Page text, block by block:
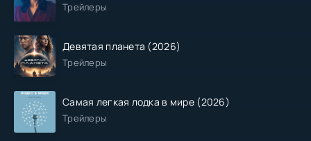
Трейлеры
Девятая планета (2026)
Трейлеры
Самая легкая лодка в мире (2026)
Трейлеры